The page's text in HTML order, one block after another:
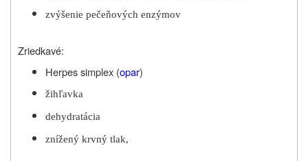
zvýšenie pečeňových enzýmov
Zriedkavé:
Herpes simplex (opar)
žihľavka
dehydratácia
znížený krvný tlak,